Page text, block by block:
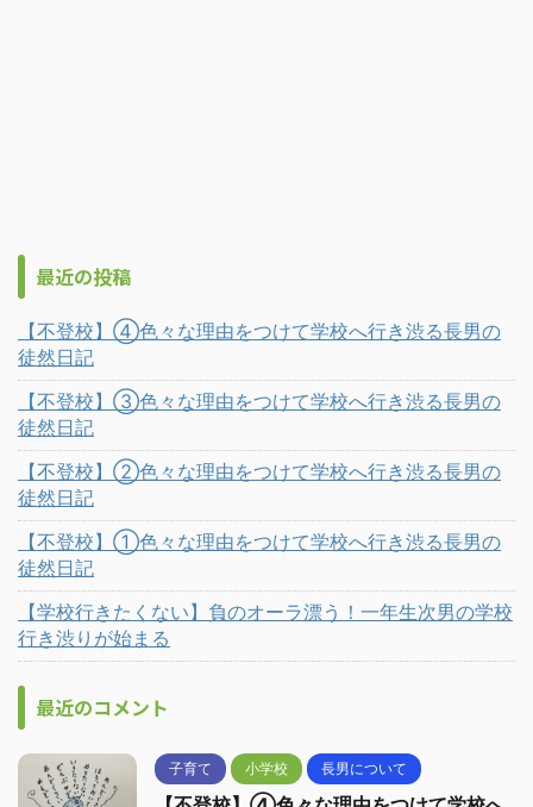
最近の投稿
【不登校】④色々な理由をつけて学校へ行き渋る長男の
徒然日記
【不登校】③色々な理由をつけて学校へ行き渋る長男の
徒然日記
【不登校】②色々な理由をつけて学校へ行き渋る長男の
徒然日記
【不登校】①色々な理由をつけて学校へ行き渋る長男の
徒然日記
【学校行きたくない】負のオーラ漂う！一年生次男の学校
行き渋りが始まる
最近のコメント
子育て 小学校 長男について